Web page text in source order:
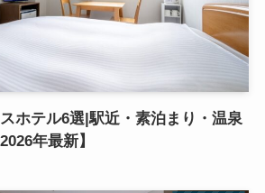
ホテル6選|駅近・素泊まり・温泉
年最新】